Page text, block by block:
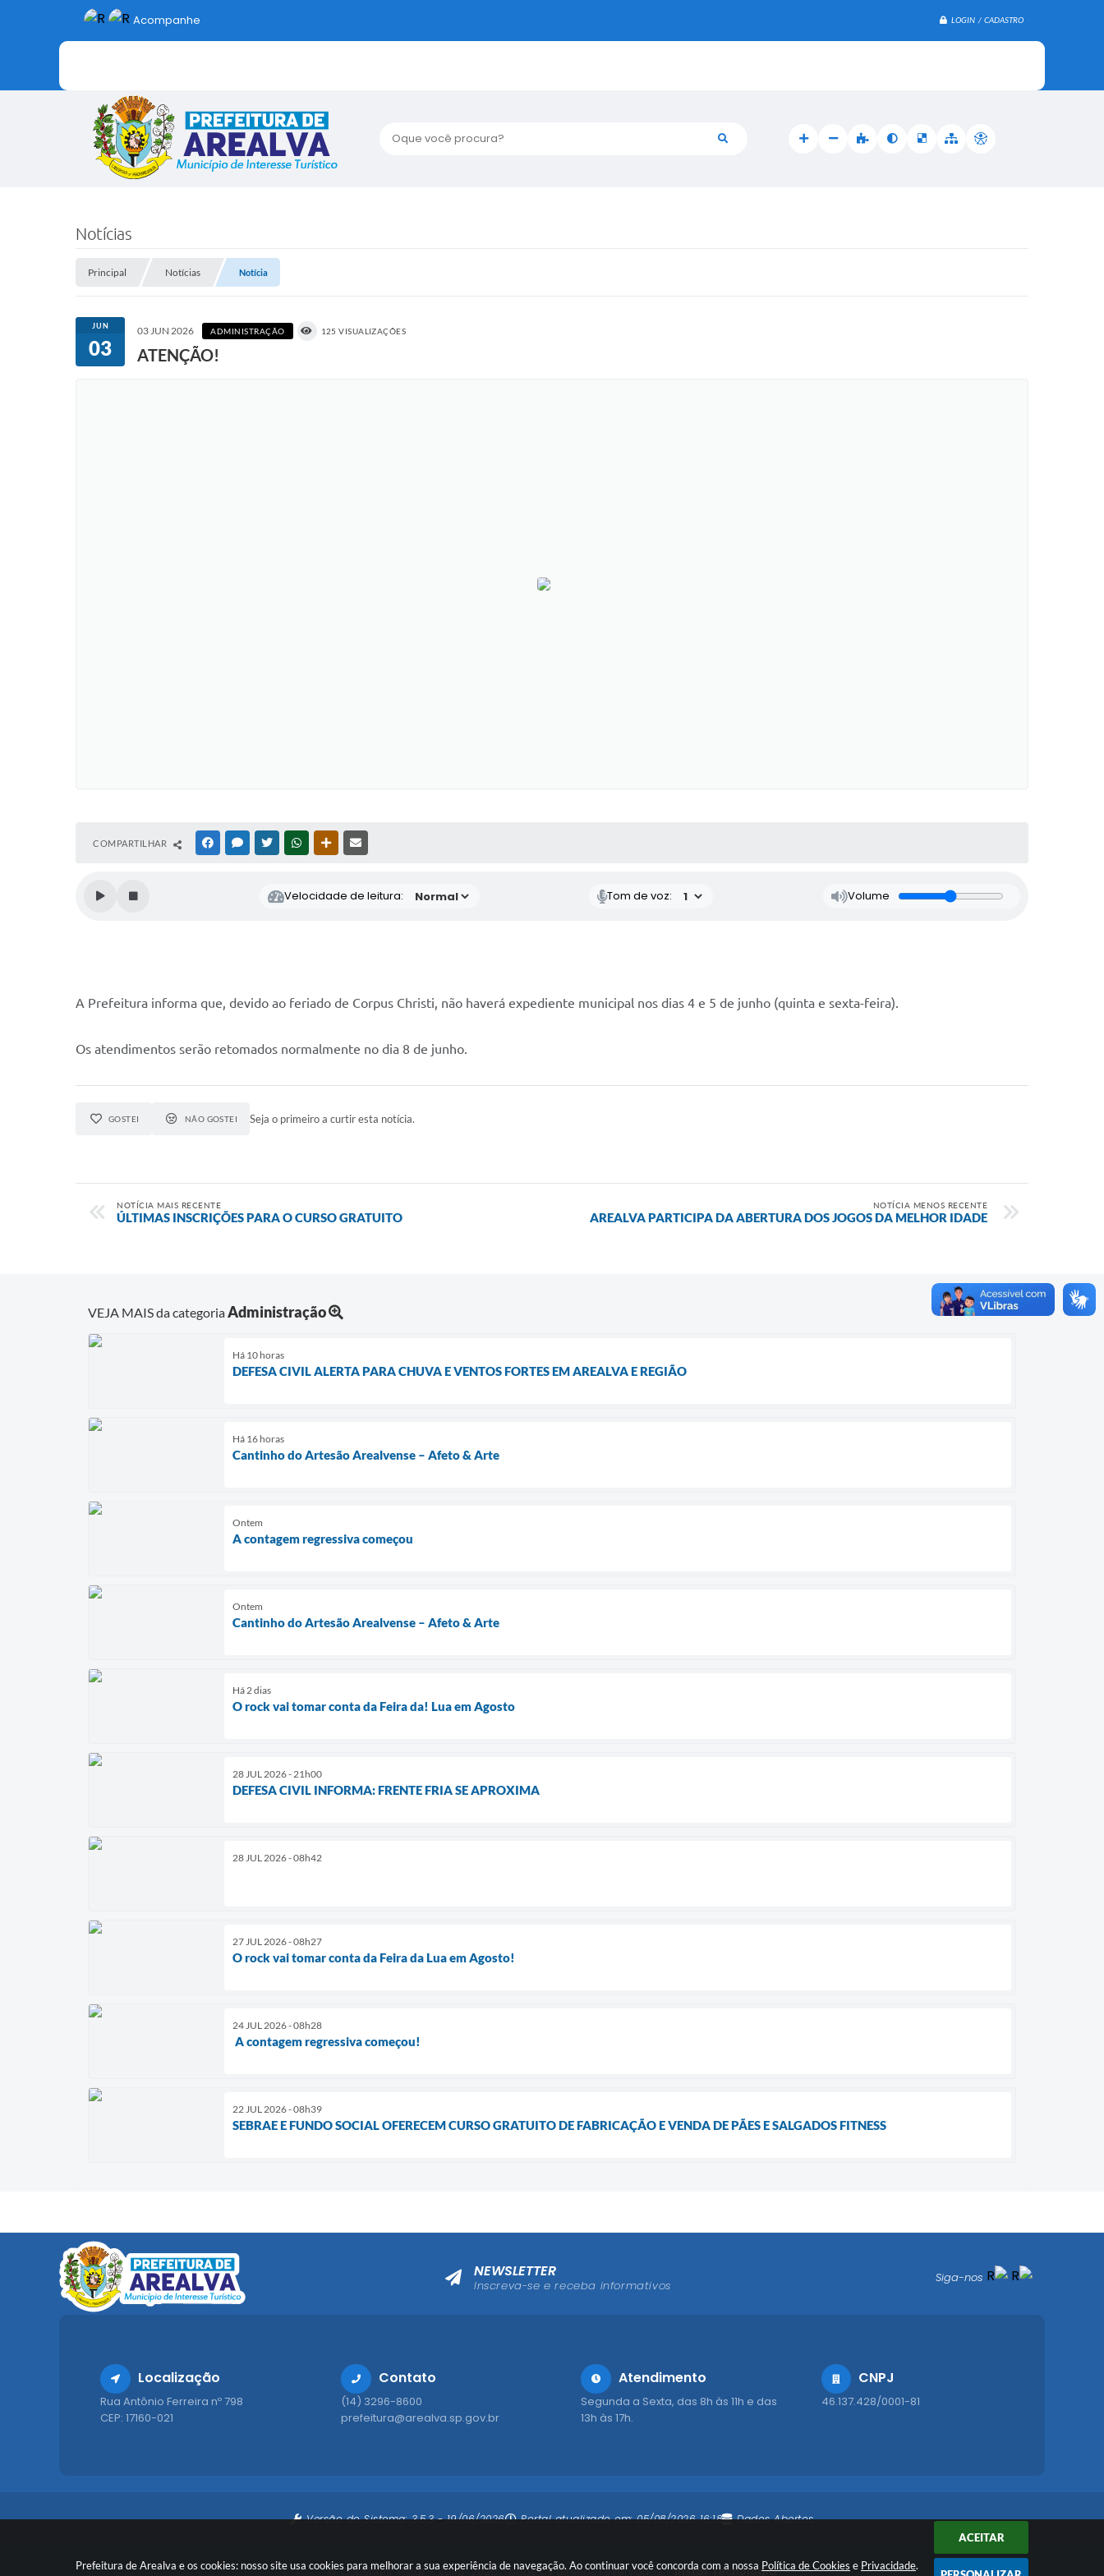
Prefeitura de Arealva e os cookies: nosso site usa cookies para melhorar a sua experiência de navegação. Ao continuar você concorda com a nossa Política de Cookies e Privacidade.
ACEITAR
LOGIN / CADASTRO
Oque você procura?
Acompanhe
Notícias
Principal Notícias Notícia
JUN
03
03 JUN 2026 ADMINISTRAÇÃO 125 VISUALIZAÇÕES
ATENÇÃO!
COMPARTILHAR FACEBOOKMESSENGER
TWITTERWHATSAPPOUTRAS MÍDIAS
Velocidade de leitura: Tom de voz: Volume
A Prefeitura informa que, devido ao feriado de Corpus Christi, não haverá expediente municipal nos dias 4 e 5 de junho (quinta e sexta-feira).
Os atendimentos serão retomados normalmente no dia 8 de junho.
GOSTEI NÃO GOSTEI Seja o primeiro a curtir esta notícia.
NOTÍCIA MAIS RECENTE
ÚLTIMAS INSCRIÇÕES PARA O CURSO GRATUITO
NOTÍCIA MENOS RECENTE
AREALVA PARTICIPA DA ABERTURA DOS JOGOS DA MELHOR IDADE
VEJA MAIS da categoriaAdministração
Há 10 horas
DEFESA CIVIL ALERTA PARA CHUVA E VENTOS FORTES EM AREALVA E REGIÃO
Há 16 horas
Cantinho do Artesão Arealvense – Afeto & Arte
Ontem
A contagem regressiva começou
Ontem
Cantinho do Artesão Arealvense – Afeto & Arte
Há 2 dias
O rock vai tomar conta da Feira da! Lua em Agosto
28 JUL 2026 - 21h00
DEFESA CIVIL INFORMA: FRENTE FRIA SE APROXIMA
28 JUL 2026 - 08h42
27 JUL 2026 - 08h27
O rock vai tomar conta da Feira da Lua em Agosto!
24 JUL 2026 - 08h28
A contagem regressiva começou!
22 JUL 2026 - 08h39
SEBRAE E FUNDO SOCIAL OFERECEM CURSO GRATUITO DE FABRICAÇÃO E VENDA DE PÃES E SALGADOS FITNESS
Siga-nos
Localização
Rua Antônio Ferreira nº 798
CEP: 17160-021
Contato
(14) 3296-8600
prefeitura@arealva.sp.gov.br
Atendimento
Segunda a Sexta, das 8h às 11h e das
13h às 17h.
CNPJ
46.137.428/0001-81
NEWSLETTER
Inscreva-se e receba informativos
Versão do Sistema:3.5.3 - 19/06/2026 Portal atualizado em:05/08/2026 16:18 Dados Abertos
© Copyright Instar - 2006-2026. Todos os direitos reservados -Instar Tecnologia